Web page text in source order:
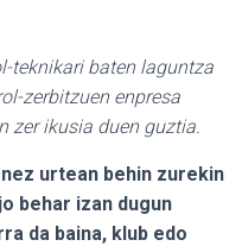
teknikari baten laguntza
zerbitzuen enpresa
zer ikusia duen guztia.
urtean behin zurekin
behar izan dugun
da baina, klub edo